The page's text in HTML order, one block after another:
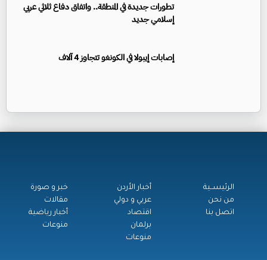
تطورات جديدة في المنطقة.. واتفاق دفاع ثلاثي عربي
إسلامي جديد
إصابات إيبولا في الكونغو تتجاوز 4 آلاف
الرئيســية
من نحن
اتصل بنا
أخبار الأردن
عربي و دولي
اقتصاد
برلمان
منوعات
خبر و صورة
مقالات
أخبار رياضية
منوعات